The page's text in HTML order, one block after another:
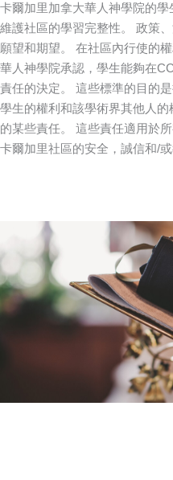
卡爾加里加拿大華人神學院的
維護社區的學習完整性。 政策
願望和期望。 在社區內行使的
華人神學院承認，學生能夠在
責任的決定。 這些標準的目的
學生的權利和該學術界其他人
的某些責任。 這些責任適用於
卡爾加里社區的安全，誠信和/